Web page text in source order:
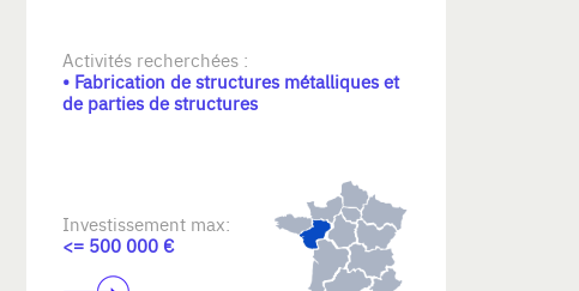
Activités recherchées :
• Fabrication de structures métalliques et
de parties de structures
Investissement max:
<= 500 000 €